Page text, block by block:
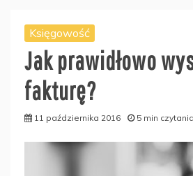
Księgowość
Jak prawidłowo
fakturę?
11 października 2016 5 min czytania